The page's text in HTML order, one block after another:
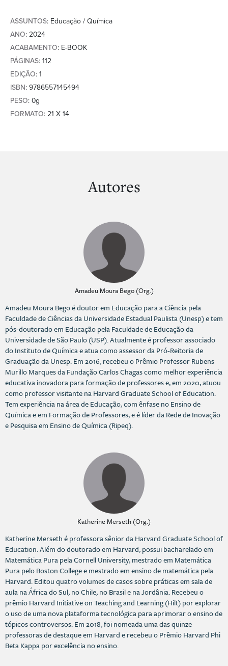
ASSUNTOS: Educação / Química
ANO: 2024
ACABAMENTO: E-BOOK
PÁGINAS: 112
EDIÇÃO: 1
ISBN: 9786557145494
PESO: 0g
FORMATO: 21 X 14
Autores
Amadeu Moura Bego (Org.)
Amadeu Moura Bego é doutor em Educação para a Ciência pela
Faculdade de Ciências da Universidade Estadual Paulista (Unesp) e tem
pós-doutorado em Educação pela Faculdade de Educação da
Universidade de São Paulo (USP). Atualmente é professor associado
do Instituto de Química e atua como assessor da Pró-Reitoria de
Graduação da Unesp. Em 2016, recebeu o Prêmio Professor Rubens
Murillo Marques da Fundação Carlos Chagas como melhor experiência
educativa inovadora para formação de professores e, em 2020, atuou
como professor visitante na Harvard Graduate School of Education.
Tem experiência na área de Educação, com ênfase no Ensino de
Química e em Formação de Professores, e é líder da Rede de Inovação
e Pesquisa em Ensino de Química (Ripeq).
Katherine Merseth (Org.)
Katherine Merseth é professora sênior da Harvard Graduate School of
Education. Além do doutorado em Harvard, possui bacharelado em
Matemática Pura pela Cornell University, mestrado em Matemática
Pura pelo Boston College e mestrado em ensino de matemática pela
Harvard. Editou quatro volumes de casos sobre práticas em sala de
aula na África do Sul, no Chile, no Brasil e na Jordânia. Recebeu o
prêmio Harvard Initiative on Teaching and Learning (Hilt) por explorar
o uso de uma nova plataforma tecnológica para aprimorar o ensino de
tópicos controversos. Em 2018, foi nomeada uma das quinze
professoras de destaque em Harvard e recebeu o Prêmio Harvard Phi
Beta Kappa por excelência no ensino.